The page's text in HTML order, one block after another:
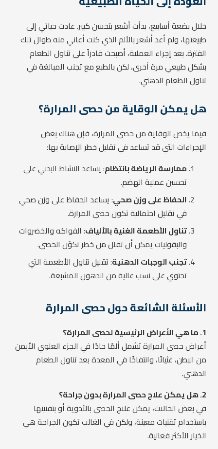
خلال بضعة أسابيع، بدأت أشعر بتحسن كبير. عادت حياتي إلى
طبيعتها، ولم أعد أشعر بالألم الذي كنت أعاني منه طوال تلك
الفترة. بعد إجراء العملية، أصبحت قادراً على تناول الطعام
بشكل طبيعي مرة أخرى، لكن بالطبع مع تجنب المبالغة في
تناول الطعام الدهني.
هل يمكن الوقاية من حصى المرارة؟
فيما يخص الوقاية من حصى المرارة، فإن هناك بعض
الإجراءات التي قد تساعد في تقليل خطر الإصابة بها:
ممارسة الرياضة بانتظام: يساعد النشاط البدني على
تحسين عملية الهضم.
الحفاظ على وزن صحي: يساعد الحفاظ على وزن صحي
في تقليل احتمالية تكون حصى المرارة.
تناول الأطعمة الغنية بالألياف: الفواكه والخضروات
والبقوليات يمكن أن تقلل من خطر تكوّن الحصى.
تجنب الوجبات الدهنية: تقليل تناول الأطعمة التي
تحتوي على نسب عالية من الدهون المشبعة.
الأسئلة الشائعة حول حصى المرارة
1. ما هي الأعراض الرئيسية لحصى المرارة؟
أعراض حصى المرارة تشمل ألمًا حادًا في الجزء العلوي الأيمن
من البطن، غثيانًا، وانتفاخًا في المعدة بعد تناول الطعام
الدهني.
2. هل يمكن علاج حصى المرارة بدون جراحة؟
في بعض الحالات، يمكن علاج الحصى بالأدوية أو بتفتيتها
باستخدام تقنيات معينة، ولكن في الغالب تكون الجراحة هي
الخيار الأكثر فعالية.